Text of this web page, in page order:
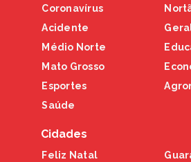
Coronavírus
Acidente
Médio Norte
Mato Grosso
Esportes
Saúde
Cidades
Feliz Natal